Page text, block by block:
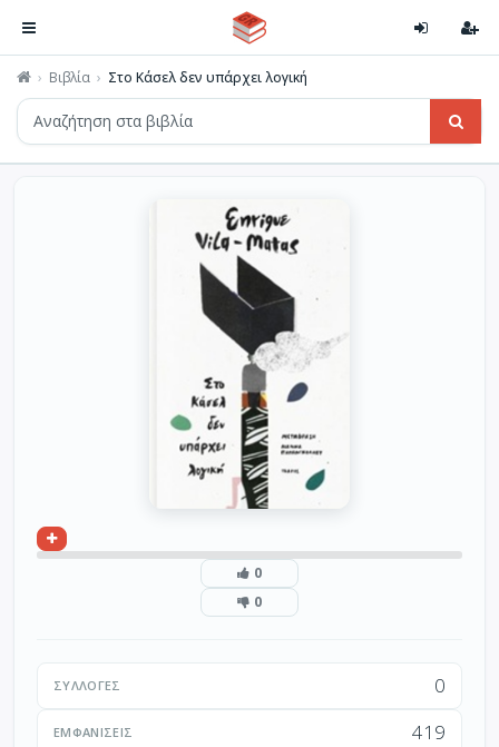
Βιβλία Στο Κάσελ δεν υπάρχει λογική
0
0
ΣΥΛΛΟΓΈΣ 0
ΕΜΦΑΝΊΣΕΙΣ 419